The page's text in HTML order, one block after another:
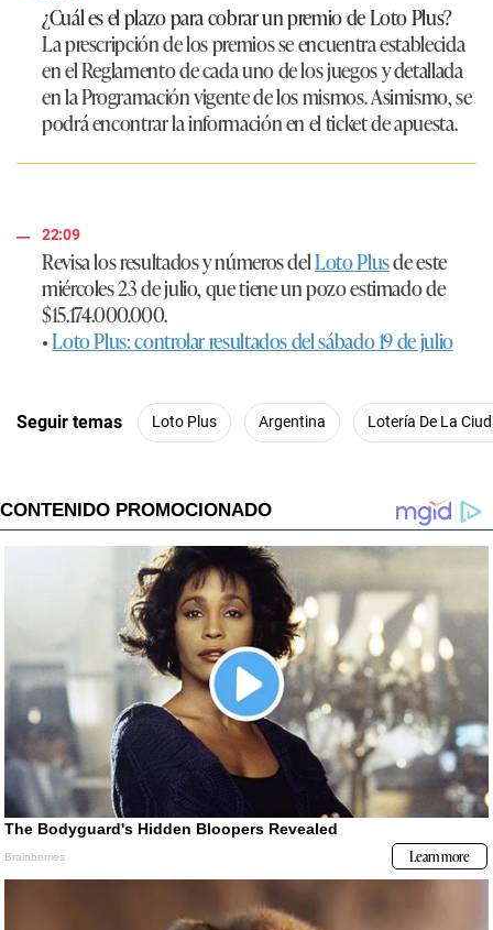
¿Cuál es el plazo para cobrar un premio de Loto Plus?
La prescripción de los premios se encuentra establecida
en el Reglamento de cada uno de los juegos y detallada
en la Programación vigente de los mismos. Asimismo, se
podrá encontrar la información en el ticket de apuesta.
22:09
Revisa los resultados y números delLoto Plusde este
miércoles 23 de julio, que tiene un pozo estimado de
$15.174.000.000.
•Loto Plus: controlar resultados del sábado 19 de julio
Seguir temas Loto Plus Argentina Lotería De La